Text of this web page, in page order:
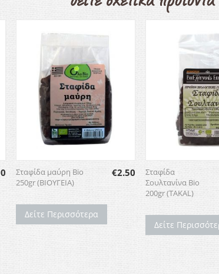
Σταφίδα μαύρη Bio
250gr (ΒΙΟΥΓΕΙΑ)
€2.50
Δείτε Περισσότερα
Σταφίδα
Σουλτανίνα Bio
200gr (TAKAL)
Δείτε